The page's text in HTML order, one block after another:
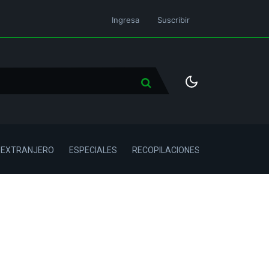
Ingresa Suscribir
ESPECIALES RECOPILACIONES